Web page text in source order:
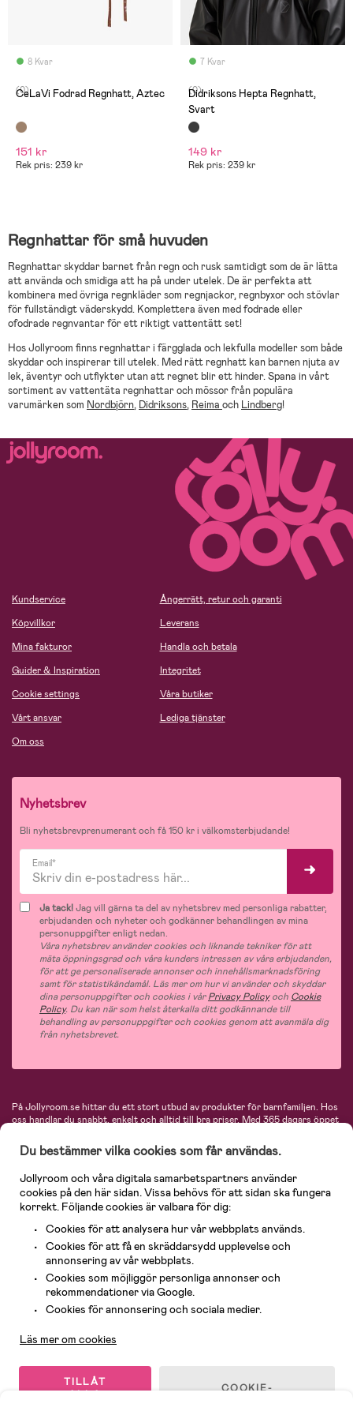
8 Kvar
(0)
CeLaVi Fodrad Regnhatt, Aztec
151 kr
Rek pris: 239 kr
7 Kvar
(0)
Didriksons Hepta Regnhatt,
Svart
149 kr
Rek pris: 239 kr
Regnhattar för små huvuden
Regnhattar skyddar barnet från regn och rusk samtidigt som de är lätta
att använda och smidiga att ha på under utelek. De är perfekta att
kombinera med övriga regnkläder som regnjackor, regnbyxor och stövlar
för fullständigt väderskydd. Komplettera även med fodrade eller
ofodrade regnvantar för ett riktigt vattentätt set!
Hos Jollyroom finns regnhattar i färgglada och lekfulla modeller som både
skyddar och inspirerar till utelek. Med rätt regnhatt kan barnen njuta av
lek, äventyr och utflykter utan att regnet blir ett hinder. Spana in vårt
sortiment av vattentäta regnhattar och mössor från populära
varumärken som Nordbjörn, Didriksons, Reima och Lindberg!
Kundservice
Köpvillkor
Mina fakturor
Guider & Inspiration
Cookie settings
Vårt ansvar
Om oss
Ångerrätt, retur och garanti
Leverans
Handla och betala
Integritet
Våra butiker
Lediga tjänster
Nyhetsbrev
Bli nyhetsbrevprenumerant och få 150 kr i välkomsterbjudande!
Email*
Ja tack!Jag vill gärna ta del av nyhetsbrev med personliga rabatter,
erbjudanden och nyheter och godkänner behandlingen av mina
personuppgifter enligt nedan.
Våra nyhetsbrev använder cookies och liknande tekniker för att
mäta öppningsgrad och våra kunders intressen av våra erbjudanden,
för att ge personaliserade annonser och innehållsmarknadsföring
samt för statistikändamål. Läs mer om hur vi använder och skyddar
dina personuppgifter och cookies i vårPrivacy Policyoch Cookie
Policy. Du kan när som helst återkalla ditt godkännande till
behandling av personuppgifter och cookies genom att avanmäla dig
från nyhetsbrevet.
På Jollyroom.se hittar du ett stort utbud av produkter för barnfamiljen. Hos
oss handlar du snabbt, enkelt och alltid till bra priser. Med 365 dagars öppet
hos oss. I vårt sortiment hittar du barnvagnar, bilstolar, kläder för barn och
baby, produkter för mamman, massor av inspirerande inredning, leksaker,
varumärken så som Britax, Maxi-Cosi, Baby Jogger, BabyBjörn, Didriksons,
KidKraft, Ergobaby, Philips Avent, Neonate, Cybex, LEGO och många fler.
Välkommen in och kika runt i Nordens största barn- och babybutik på nätet!
© 2026 Jollyroom AB. Alla rättigheter reserverade.
Du bestämmer vilka cookies som får användas.
Jollyroom och våra digitala samarbetspartners använder
cookies på den här sidan. Vissa behövs för att sidan ska fungera
korrekt. Följande cookies är valbara för dig:
Cookies för att analysera hur vår webbplats används.
Cookies för att få en skräddarsydd upplevelse och
annonsering av vår webbplats.
Cookies som möjliggör personliga annonser och
rekommendationer via Google.
Cookies för annonsering och sociala medier.
Läs mer om cookies
TILLÅT
ALLA
COOKIE-